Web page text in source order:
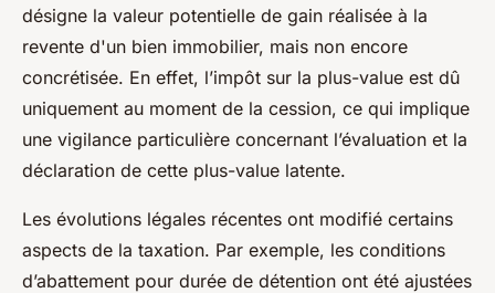
désigne la valeur potentielle de gain réalisée à la
revente d'un bien immobilier, mais non encore
concrétisée. En effet, l’impôt sur la plus-value est dû
uniquement au moment de la cession, ce qui implique
une vigilance particulière concernant l’évaluation et la
déclaration de cette plus-value latente.
Les évolutions légales récentes ont modifié certains
aspects de la taxation. Par exemple, les conditions
d’abattement pour durée de détention ont été ajustées